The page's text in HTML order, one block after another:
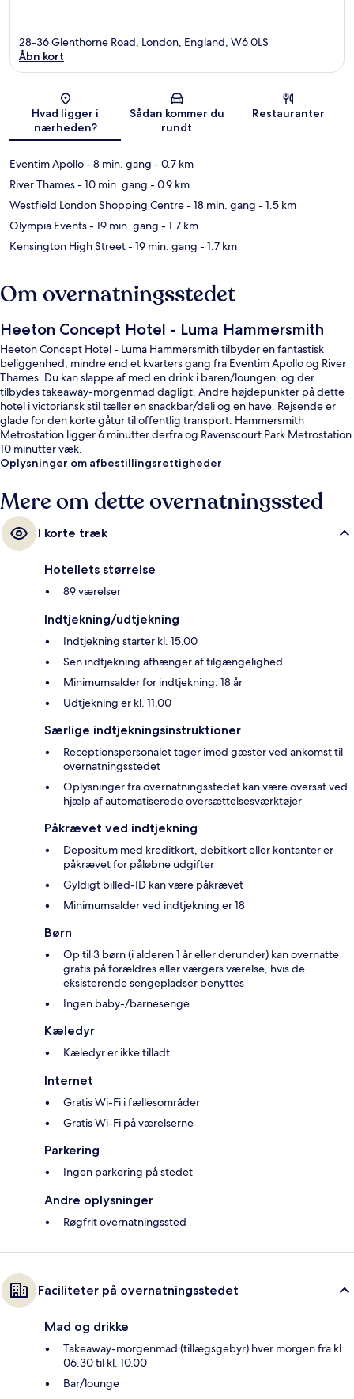
Kort
28-36 Glenthorne Road, London, England, W6 0LS
Åbn kort
Hvad ligger i
nærheden?
Sådan kommer du
rundt
Restauranter
Eventim Apollo- 8 min. gang - 0.7 km
River Thames- 10 min. gang - 0.9 km
Westfield London Shopping Centre- 18 min. gang - 1.5 km
Olympia Events- 19 min. gang - 1.7 km
Kensington High Street- 19 min. gang - 1.7 km
Om overnatningsstedet
Heeton Concept Hotel - Luma Hammersmith
Heeton Concept Hotel - Luma Hammersmith tilbyder en fantastisk
beliggenhed, mindre end et kvarters gang fra Eventim Apollo og River
Thames. Du kan slappe af med en drink i baren/loungen, og der
tilbydes takeaway-morgenmad dagligt. Andre højdepunkter på dette
hotel i victoriansk stil tæller en snackbar/deli og en have. Rejsende er
glade for den korte gåtur til offentlig transport: Hammersmith
Metrostation ligger 6 minutter derfra og Ravenscourt Park Metrostation
10 minutter væk.
Oplysninger om afbestillingsrettigheder
Mere om dette overnatningssted
I korte træk
Hotellets størrelse
89 værelser
Indtjekning/udtjekning
Indtjekning starter kl. 15.00
Sen indtjekning afhænger af tilgængelighed
Minimumsalder for indtjekning: 18 år
Udtjekning er kl. 11.00
Særlige indtjekningsinstruktioner
Receptionspersonalet tager imod gæster ved ankomst til
overnatningsstedet
Oplysninger fra overnatningsstedet kan være oversat ved
hjælp af automatiserede oversættelsesværktøjer
Påkrævet ved indtjekning
Depositum med kreditkort, debitkort eller kontanter er
påkrævet for påløbne udgifter
Gyldigt billed-ID kan være påkrævet
Minimumsalder ved indtjekning er 18
Børn
Op til 3 børn (i alderen 1 år eller derunder) kan overnatte
gratis på forældres eller værgers værelse, hvis de
eksisterende sengepladser benyttes
Ingen baby-/barnesenge
Kæledyr
Kæledyr er ikke tilladt
Internet
Gratis Wi-Fi i fællesområder
Gratis Wi-Fi på værelserne
Parkering
Ingen parkering på stedet
Andre oplysninger
Røgfrit overnatningssted
Faciliteter på overnatningsstedet
Mad og drikke
Takeaway-morgenmad (tillægsgebyr) hver morgen fra kl.
06.30 til kl. 10.00
Bar/lounge